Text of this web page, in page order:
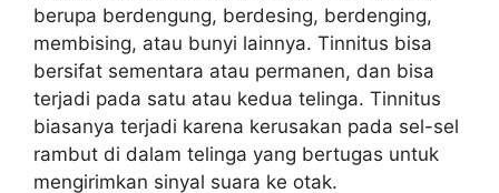
berupa berdengung, berdesing, berdenging,
membising, atau bunyi lainnya. Tinnitus bisa
bersifat sementara atau permanen, dan bisa
terjadi pada satu atau kedua telinga. Tinnitus
biasanya terjadi karena kerusakan pada sel-sel
rambut di dalam telinga yang bertugas untuk
mengirimkan sinyal suara ke otak.